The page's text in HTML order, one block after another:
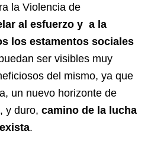
la Violencia de
al esfuerzo y a la
los estamentos sociales
ser visibles muy
del mismo, ya que
un nuevo horizonte de
y duro, camino de la lucha
.